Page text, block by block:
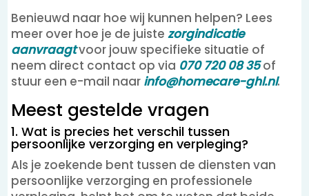
Benieuwd naar hoe wij kunnen helpen? Lees
meer over hoe je de juistezorgindicatie
aanvraagtvoor jouw specifieke situatie of
neem direct contact op via 070 720 08 35of
stuur een e-mail naar info@homecare-ghl.nl.
Meest gestelde vragen
1. Wat is precies het verschil tussen
persoonlijke verzorging en verpleging?
Als je zoekende bent tussen de diensten van
persoonlijke verzorging en professionele